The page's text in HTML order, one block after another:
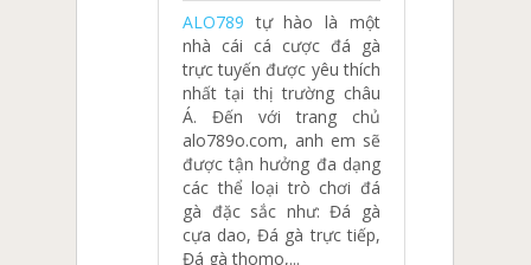
ALO789 tự hào là một
nhà cái cá cược đá gà
trực tuyến được yêu thích
nhất tại thị trường châu
Á. Đến với trang chủ
alo789o.com, anh em sẽ
được tận hưởng đa dạng
các thể loại trò chơi đá
gà đặc sắc như: Đá gà
cựa dao, Đá gà trực tiếp,
Đá gà thomo,...